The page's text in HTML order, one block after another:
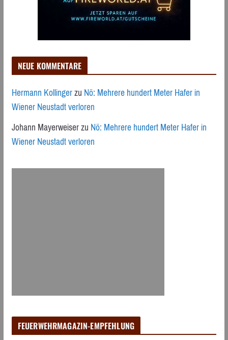
NEUE KOMMENTARE
Hermann KollingerzuNö: Mehrere hundert Meter Hafer in
Wiener Neustadt verloren
Johann MayerweiserzuNö: Mehrere hundert Meter Hafer in
Wiener Neustadt verloren
FEUERWEHRMAGAZIN-EMPFEHLUNG